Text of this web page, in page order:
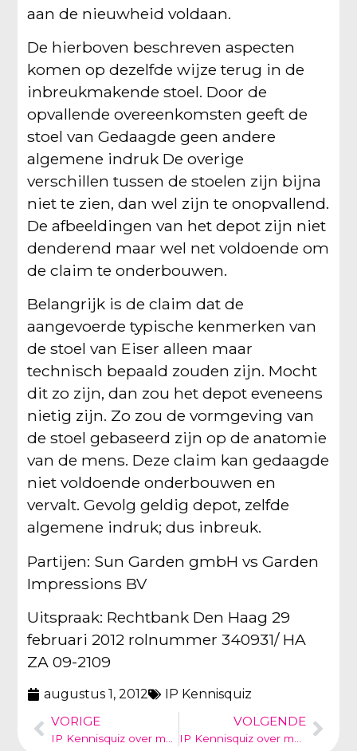
aan de nieuwheid voldaan.
De hierboven beschreven aspecten
komen op dezelfde wijze terug in de
inbreukmakende stoel. Door de
opvallende overeenkomsten geeft de
stoel van Gedaagde geen andere
algemene indruk De overige
verschillen tussen de stoelen zijn bijna
niet te zien, dan wel zijn te onopvallend.
De afbeeldingen van het depot zijn niet
denderend maar wel net voldoende om
de claim te onderbouwen.
Belangrijk is de claim dat de
aangevoerde typische kenmerken van
de stoel van Eiser alleen maar
technisch bepaald zouden zijn. Mocht
dit zo zijn, dan zou het depot eveneens
nietig zijn. Zo zou de vormgeving van
de stoel gebaseerd zijn op de anatomie
van de mens. Deze claim kan gedaagde
niet voldoende onderbouwen en
vervalt. Gevolg geldig depot, zelfde
algemene indruk; dus inbreuk.
Partijen: Sun Garden gmbH vs Garden
Impressions BV
Uitspraak: Rechtbank Den Haag 29
februari 2012 rolnummer 340931/ HA
ZA 09-2109
augustus 1, 2012
IP Kennisquiz
VORIGE
VOLGENDE